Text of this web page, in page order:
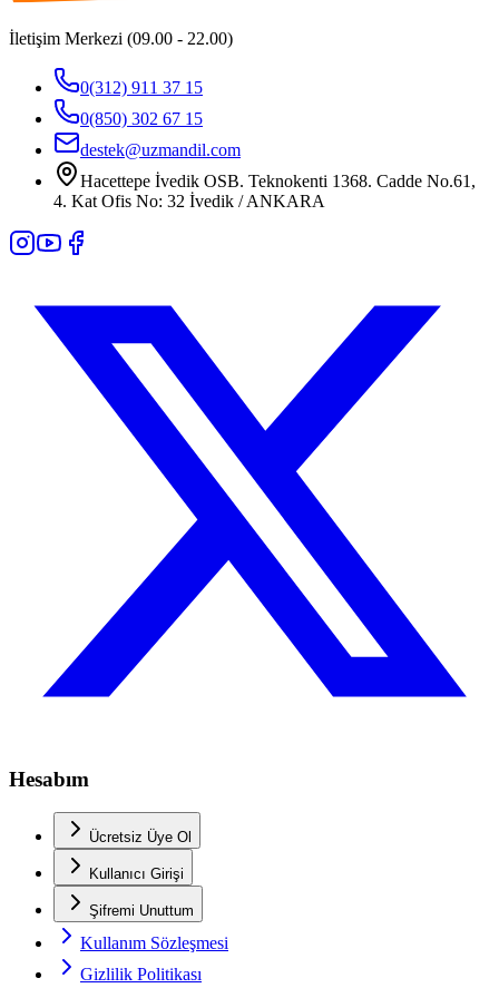
İletişim Merkezi (09.00 - 22.00)
0(312) 911 37 15
0(850) 302 67 15
destek@uzmandil.com
Hacettepe İvedik OSB. Teknokenti 1368. Cadde No.61,
4. Kat Ofis No: 32 İvedik / ANKARA
Hesabım
Ücretsiz Üye Ol
Kullanıcı Girişi
Şifremi Unuttum
Kullanım Sözleşmesi
Gizlilik Politikası